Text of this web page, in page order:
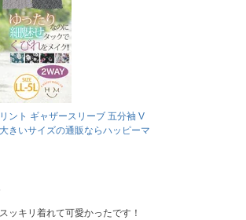
ント ギャザースリーブ 五分袖 V
きいサイズの通販ならハッピーマ
ッキリ着れて可愛かったです！